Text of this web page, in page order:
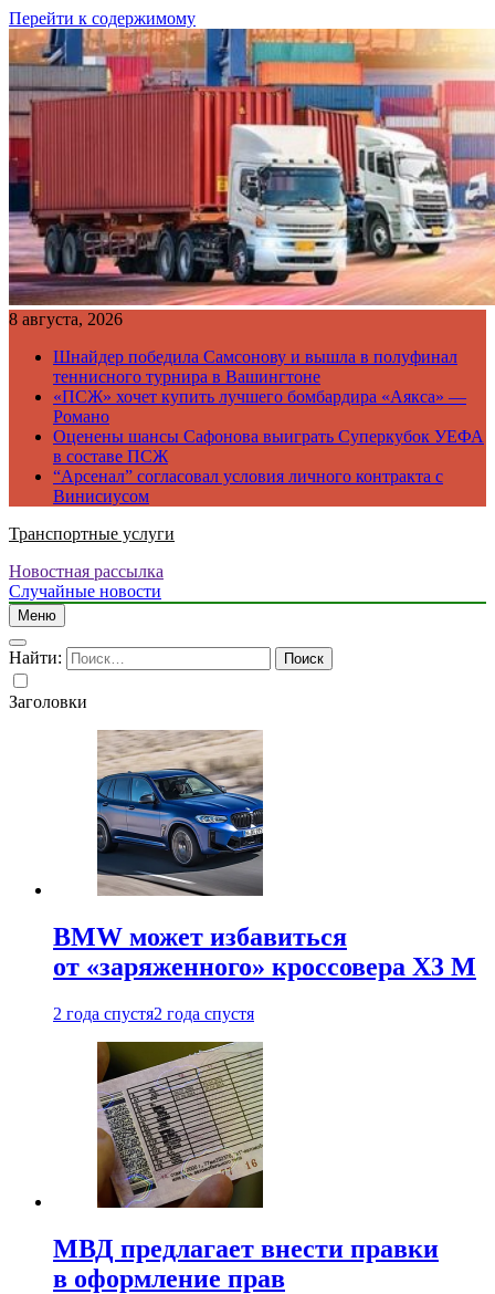
Перейти к содержимому
8 августа, 2026
Шнайдер победила Самсонову и вышла в полуфинал
теннисного турнира в Вашингтоне
«ПСЖ» хочет купить лучшего бомбардира «Аякса» —
Романо
Оценены шансы Сафонова выиграть Суперкубок УЕФА
в составе ПСЖ
“Арсенал” согласовал условия личного контракта с
Винисиусом
Транспортные услуги
Новостная рассылка
Случайные новости
Меню
Найти:
Заголовки
BMW может избавиться
от «заряженного» кроссовера X3 M
2 года спустя2 года спустя
МВД предлагает внести правки
в оформление прав